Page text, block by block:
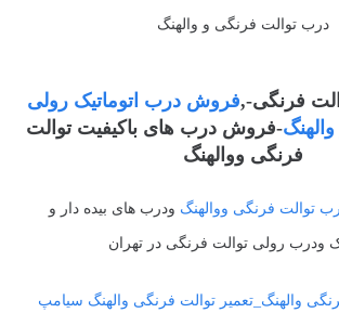
درب توالت فرنگی و والهنگ
فرنگی-,فروش درب اتوماتیک رولی
-فروش درب های باکیفیت توالت
فرنگی ووالهنگ
توالت فرنگی ووالهنگ ودرب های بیده دار و
ودرب رولی توالت فرنگی در تهران
والهنگ_تعمیر توالت فرنگی والهنگ سیامپ